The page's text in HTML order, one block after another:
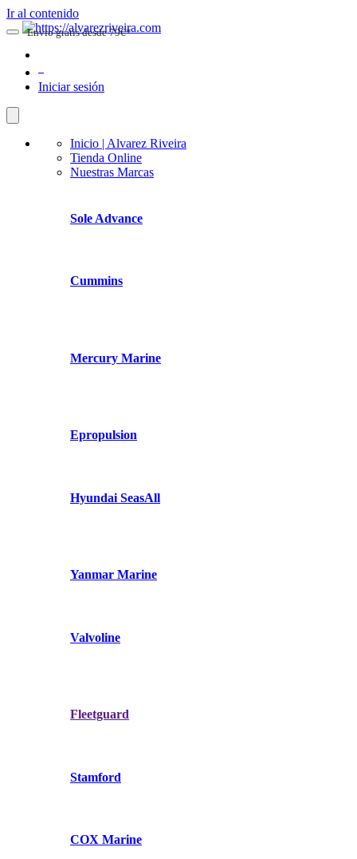
Ir al contenido
Iniciar sesión
Inicio | Alvarez Riveira
Tienda Online
Nuestras Marcas
Sole Advance
Cummins
Mercury Marine
Epropulsion
Hyundai SeasAll
Yanmar Marine
Valvoline
Fleetguard
Stamford
COX Marine
Envio gratis desde 79€*